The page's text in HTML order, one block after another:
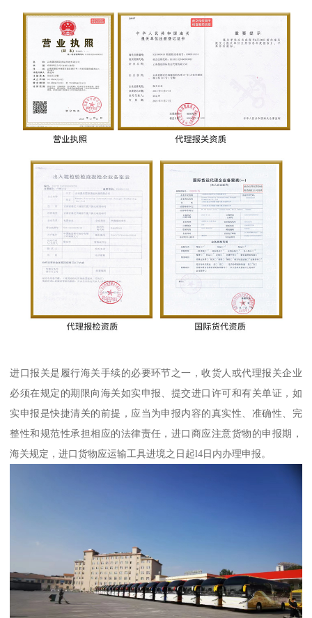
进口报关是履行海关手续的必要环节之一，收货人或代理报关企业
必须在规定的期限向海关如实申报、提交进口许可和有关单证，如
实申报是快捷清关的前提，应当为申报内容的真实性、准确性、完
整性和规范性承担相应的法律责任，进口商应注意货物的申报期，
海关规定，进口货物应运输工具进境之日起l4日内办理申报。